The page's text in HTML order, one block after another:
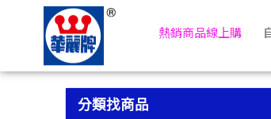
電腦列印標籤 | 華麗牌自粘標籤
熱銷商品線上購
分類找商品